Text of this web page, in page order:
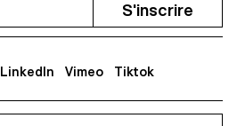
S'inscrire
LinkedIn Vimeo Tiktok